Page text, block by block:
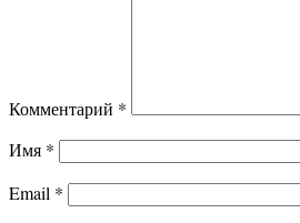
Комментарий *
Имя *
Email *